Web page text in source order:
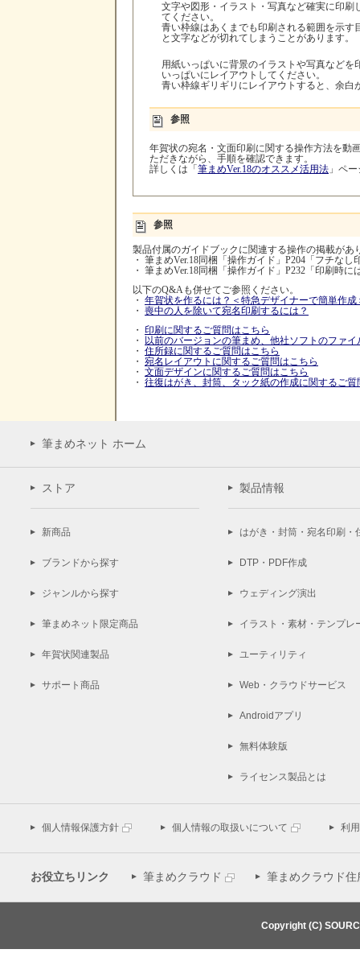
文字や図形・イラスト・写真など確実に印
てください。
青い枠線はあくまでも印刷される範囲を示
と文字などが切れてしまうことがあります。
用紙いっぱいに背景のイラストや写真など
いっぱいにレイアウトしてください。
青い枠線ギリギリにレイアウトすると、余白
参照
年賀状の宛名・文面印刷に関する操作方法を動
ただきながら、手順を確認できます。
詳しくは「 筆まめVer.18のオススメ活用法 」ペ
参照
製品付属のガイドブックに関連する操作の掲載があ
・ 筆まめVer.18同梱「操作ガイド」P204「フチな
・ 筆まめVer.18同梱「操作ガイド」P232「印刷時
以下のQ&Aも併せてご参照ください。
・ 年賀状を作るには？＜特急デザイナーで簡単作成
・ 喪中の人を除いて宛名印刷するには？
・ 印刷に関するご質問はこちら
・
以前のバージョンの筆まめ、他社ソフトのファ
・ 住所録に関するご質問はこちら
・ 宛名レイアウトに関するご質問はこちら
・ 文面デザインに関するご質問はこちら
・ 往復はがき、封筒、タック紙の作成に関するご質
筆まめネット ホーム
ストア
新商品
ブランドから探す
ジャンルから探す
筆まめネット限定商品
年賀状関連製品
サポート商品
製品情報
はがき・封筒・宛名印刷・
DTP・PDF作成
ウェディング演出
イラスト・素材・テンプレ
ユーティリティ
Web・クラウドサービス
Androidアプリ
無料体験版
ライセンス製品とは
個人情報保護方針 個人情報の取扱いについて 利
お役立ちリンク 筆まめクラウド 筆まめクラウド住
Copyright (C)